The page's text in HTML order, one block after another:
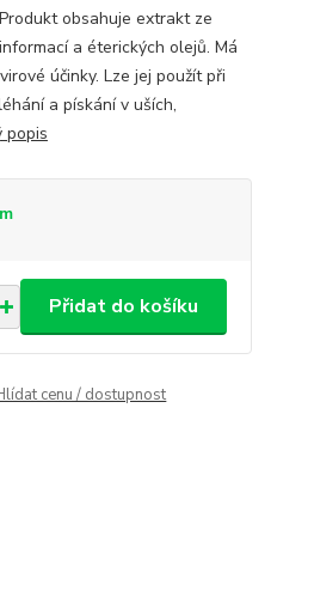
obsahuje extrakt ze
a éterických olejů. Má
účinky. Lze jej použít při
a pískání v uších,
popis
Přidat do košíku
cenu / dostupnost